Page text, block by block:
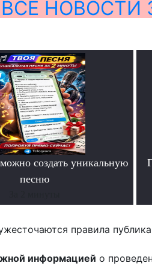
ВСЕ НОВОСТИ
создать уникальную
песню
правила
информацией о